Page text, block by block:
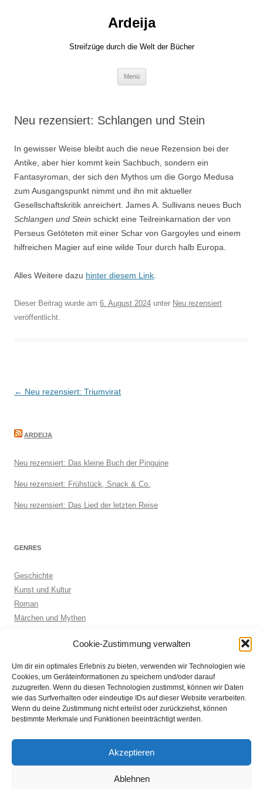
Cookie-Zustimmung verwalten
Um dir ein optimales Erlebnis zu bieten, verwenden wir Technologien wie
Cookies, um Geräteinformationen zu speichern und/oder darauf
zuzugreifen. Wenn du diesen Technologien zustimmst, können wir Daten
wie das Surfverhalten oder eindeutige IDs auf dieser Website verarbeiten.
Wenn du deine Zustimmung nicht erteilst oder zurückziehst, können
bestimmte Merkmale und Funktionen beeinträchtigt werden.
Akzeptieren
Ablehnen
Ardeija
Streifzüge durch die Welt der Bücher
Menü
Neu rezensiert: Schlangen und Stein
In gewisser Weise bleibt auch die neue Rezension bei der
Antike, aber hier kommt kein Sachbuch, sondern ein
Fantasyroman, der sich den Mythos um die Gorgo Medusa
zum Ausgangspunkt nimmt und ihn mit aktueller
Gesellschaftskritik anreichert. James A. Sullivans neues Buch
Schlangen und Stein schickt eine Teilreinkarnation der von
Perseus Getöteten mit einer Schar von Gargoyles und einem
hilfreichen Magier auf eine wilde Tour durch halb Europa.
Alles Weitere dazu hinter diesem Link
Dieser Beitrag wurde am 6. August 2024 unter Neu rezensiert
veröffentlicht.
Beitragsnavigation
← Neu rezensiert: Triumvirat
ARDEIJA
Neu rezensiert: Das kleine Buch der Pinguine
Neu rezensiert: Frühstück, Snack & Co.
Neu rezensiert: Das Lied der letzten Reise
GENRES
Geschichte
Kunst und Kultur
Roman
Märchen und Mythen
Sachbuch allgemein
ARCHIVE
Archive